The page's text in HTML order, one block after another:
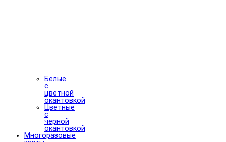
Белые
с
цветной
окантовкой
Цветные
с
черной
окантовкой
Многоразовые